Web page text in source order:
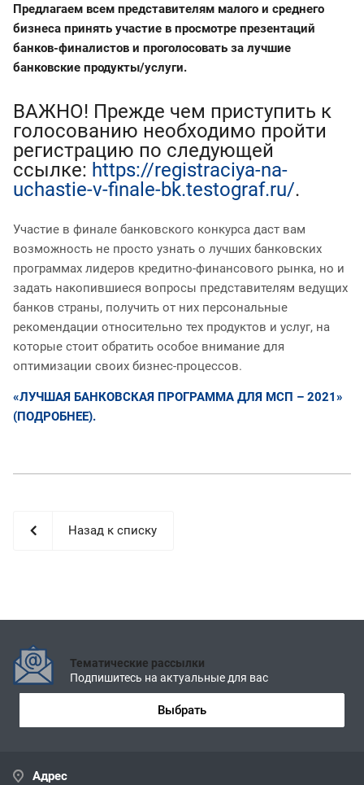
Предлагаем всем представителям малого и среднего
бизнеса принять участие в просмотре презентаций
банков-финалистов и проголосовать за лучшие
банковские продукты/услуги.
ВАЖНО! Прежде чем приступить к
голосованию необходимо пройти
регистрацию по следующей
ссылке: https://registraciya-na-
uchastie-v-finale-bk.testograf.ru/.
Участие в финале банковского конкурса даст вам
возможность не просто узнать о лучших банковских
программах лидеров кредитно-финансового рынка, но и
задать накопившиеся вопросы представителям ведущих
банков страны, получить от них персональные
рекомендации относительно тех продуктов и услуг, на
которые стоит обратить особое внимание для
оптимизации своих бизнес-процессов.
«ЛУЧШАЯ БАНКОВСКАЯ ПРОГРАММА ДЛЯ МСП – 2021»
(ПОДРОБНЕЕ).
Назад к списку
Тематические рассылки
Подпишитесь на актуальные для вас
Выбрать
Адрес